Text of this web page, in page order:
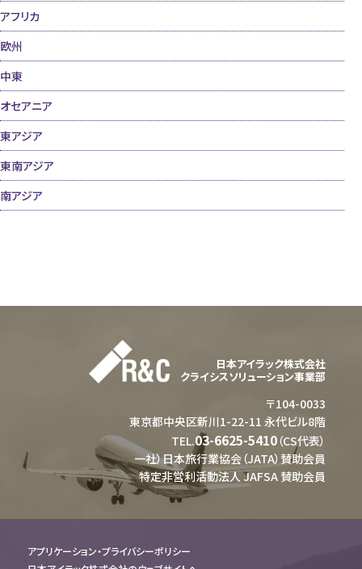
アフリカ
欧州
中東
オセアニア
東アジア
東南アジア
南アジア
日本アイラック株式会社
クライシスソリューション事業部
〒104-0033
東京都中央区新川1-22-11 永代ビル8階
TEL.03-6625-5410 （CS代表）
一社）日本旅行業協会（JATA）賛助会員
特定非営利活動法人 JAFSA 賛助会員
アプリケーション・プライバシーポリシー